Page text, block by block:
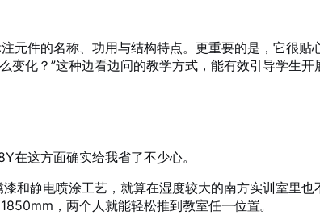
元件的名称、功用与结构特点。更重要的是，它很贴
化？”这种边看边问的教学方式，能有效引导学生
在这方面确实给我省了不少心。
和静电喷涂工艺，就算在湿度较大的南方实训室里也
，两个人就能轻松推到教室任一位置。